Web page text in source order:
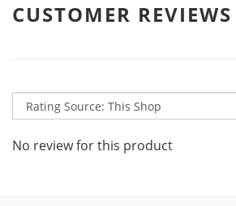
CUSTOMER REVIEWS
No review for this product